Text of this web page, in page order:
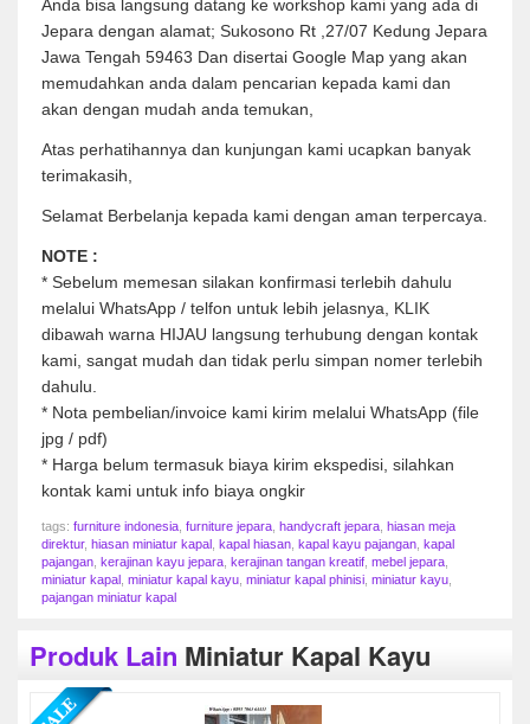
Anda bisa langsung datang ke workshop kami yang ada di
Jepara dengan alamat; Sukosono Rt ,27/07 Kedung Jepara
Jawa Tengah 59463 Dan disertai Google Map yang akan
memudahkan anda dalam pencarian kepada kami dan
akan dengan mudah anda temukan,
Atas perhatihannya dan kunjungan kami ucapkan banyak
terimakasih,
Selamat Berbelanja kepada kami dengan aman terpercaya.
NOTE :
* Sebelum memesan silakan konfirmasi terlebih dahulu
melalui WhatsApp / telfon untuk lebih jelasnya, KLIK
dibawah warna HIJAU langsung terhubung dengan kontak
kami, sangat mudah dan tidak perlu simpan nomer terlebih
dahulu.
* Nota pembelian/invoice kami kirim melalui WhatsApp (file
jpg / pdf)
* Harga belum termasuk biaya kirim ekspedisi, silahkan
kontak kami untuk info biaya ongkir
tags: furniture indonesia furniture jepara handycraft jepara hiasan meja
direktur, hiasan miniatur kapal kapal hiasan kapal kayu pajangan kapal
pajangan kerajinan kayu jepara kerajinan tangan kreatif mebel jepara
miniatur kapal miniatur kapal kayu miniatur kapal phinisi miniatur kayu
pajangan miniatur kapal
Produk Lain Miniatur Kapal Kayu